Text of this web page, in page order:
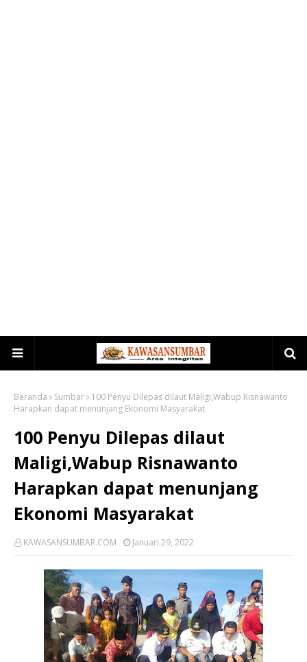
Beranda Sumbar
100 Penyu Dilepas dilaut Maligi,Wabup Risnawanto
Harapkan dapat menunjang Ekonomi Masyarakat
100 Penyu Dilepas dilaut
Maligi,Wabup Risnawanto
Harapkan dapat menunjang
Ekonomi Masyarakat
KAWASANSUMBAR.COM Januari 29, 2022